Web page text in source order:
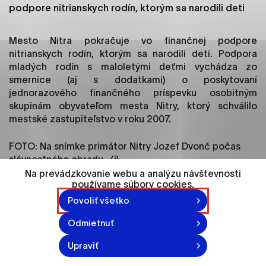
podpore nitrianskych rodín, ktorým sa narodili deti
Mesto Nitra pokračuje vo finančnej podpore
nitrianskych rodín, ktorým sa narodili deti. Podpora
mladých rodín s maloletými deťmi vychádza zo
smernice (aj s dodatkami) o poskytovaní
jednorazového finančného príspevku osobitným
skupinám obyvateľom mesta Nitry, ktorý schválilo
mestské zastupiteľstvo v roku 2007.
FOTO: Na snímke primátor Nitry Jozef Dvonč počas
slávnostného obradu. (j)
Na prevádzkovanie webu a analýzu návštevnosti
používame súbory cookies.
Povoliť všetko
Odmietnuť
Upraviť
ako je navigácia na stránke a prístup k
fungovať.
Analytické cookies
Analytické cookies pomáhajú prevádzkovateľovi
stránok pochopiť, ako návštevníci stránok stránku
používajú, aby mohol stránky optimalizovať a
zbierajú anonymne a nie je možné ich spojiť s
konkrétnou osobou.
Označiť všetko
Uložiť nastavenia
Viac informácií